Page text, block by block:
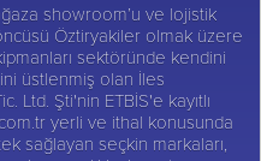
showroom’u ve lojistik
Öztiryakiler olmak üzere
sektöründe kendini
üstlenmiş olan İles
Ltd. Şti'nin ETBİS'e kayıtlı
yerli ve ithal konusunda
sağlayan seçkin markaları,